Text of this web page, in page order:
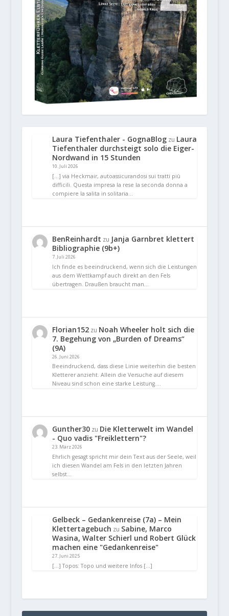
Laura Tiefenthaler - GognaBlogzu Laura
Tiefenthaler durchsteigt solo die Eiger-
Nordwand in 15 Stunden
10. Juli 2026
[…] via Heckmair, autoassicurandosi sui tratti più
difficili. Questa impresa la rese la seconda donna a
compiere la salita in solitaria…
BenReinhardt zu Janja Garnbret klettert
Bibliographie (9b+)
7. Juli 2026
Ich finde es beeindruckend, wenn sich die Leistungen
aus dem Wettkampf auch direkt an den Fels
übertragen. Draußen braucht man…
Florian152zu Noah Wheeler holt sich die
7. Begehung von „Burden of Dreams“
(9A)
26. Juni 2026
Beeindruckend, dass diese Linie weiterhin die besten
Kletterer anzieht. Allein die Versuche auf diesem
Niveau sind schon eine starke Leistung.…
Gunther30zu Die Kletterwelt im Wandel
- Quo vadis "Freiklettern"?
23. März 2026
Ehrlich gesagt spricht mir dein Text aus der Seele, weil
ich diesen Wandel am Fels in den letzten Jahren
selbst…
Gelbeck – Gedankenreise (7a) – Mein
Klettertagebuch zu Sabine, Marco
Wasina, Walter Schierl und Robert Glück
machen eine "Gedankenreise"
27. Juni 2025
[…] Topos: Topo und weitere Infos […]